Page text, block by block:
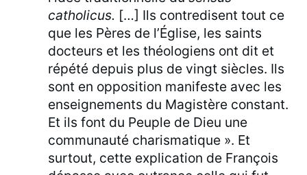
catholicus. […] Ils contredisent tout ce
que les Pères de l’Église, les saints
docteurs et les théologiens ont dit et
répété depuis plus de vingt siècles. Ils
sont en opposition manifeste avec les
enseignements du Magistère constant.
Et ils font du Peuple de Dieu une
communauté charismatique ». Et
surtout, cette explication de François